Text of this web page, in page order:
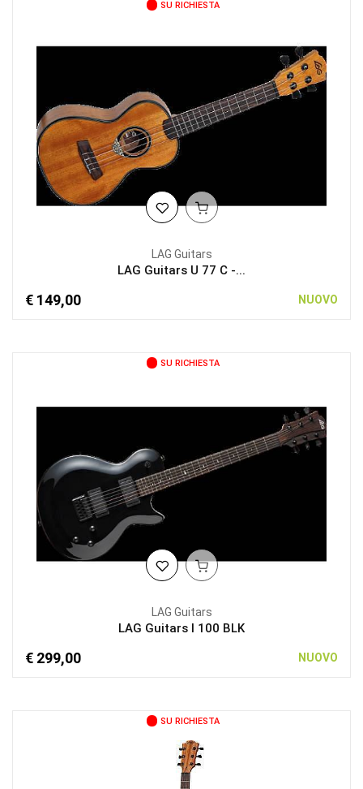
SU RICHIESTA
LAG Guitars
LAG Guitars U 77 C -...
€ 149,00 NUOVO
SU RICHIESTA
LAG Guitars
LAG Guitars I 100 BLK
€ 299,00 NUOVO
SU RICHIESTA